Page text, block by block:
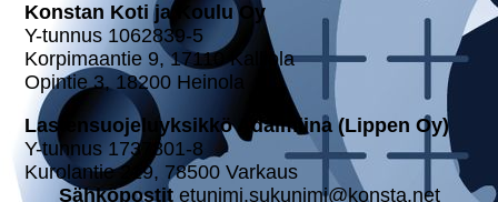
Konstan Koti ja Koulu Oy
Y-tunnus 1062839-5
Kor­pi­maan­tie 9, 17110 Kalliola
Opintie 3, 18200 Heinola
Las­ten­suo­je­lu­yk­sik­kö Adalmiina (Lippen Oy)
Y-tunnus 1737801-8
Kurolantie 219, 78500 Varkaus
Säh­kö­pos­tit etunimi.sukunimi@konsta.net